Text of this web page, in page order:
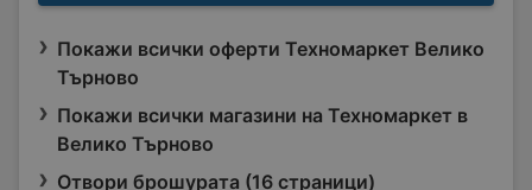
Покажи всички оферти Техномаркет Велико
Търново
Покажи всички магазини на Техномаркет в
Велико Търново
Отвори брошурата (16 страници)